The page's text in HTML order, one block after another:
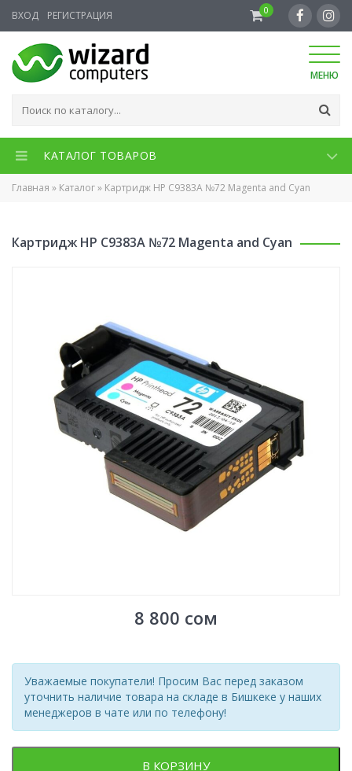
ВХОД РЕГИСТРАЦИЯ 0
МЕНЮ
КАТАЛОГ ТОВАРОВ
Главная » Каталог» Картридж HP C9383A №72 Magenta and Cyan
Картридж HP C9383A №72 Magenta and Cyan
8 800 сом
Уважаемые покупатели! Просим Вас перед заказом
уточнить наличие товара на складе в Бишкеке у наших
менеджеров в чате или по телефону!
В КОРЗИНУ